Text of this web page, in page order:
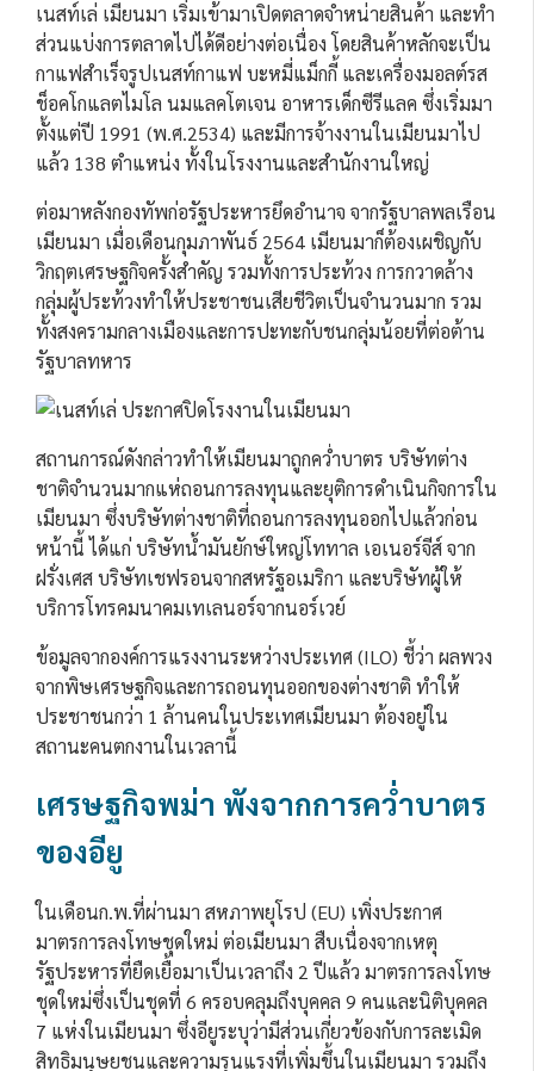
เนสท์เล่ เมียนมา เริ่มเข้ามาเปิดตลาดจำหน่ายสินค้า และทำ
ส่วนแบ่งการตลาดไปได้ดีอย่างต่อเนื่อง โดยสินค้าหลักจะเป็น
กาแฟสำเร็จรูปเนสท์กาแฟ บะหมี่แม็กกี้ และเครื่องมอลต์รส
ช็อคโกแลตไมโล นมแลคโตเจน อาหารเด็กซีรีแลค ซึ่งเริ่มมา
ตั้งแต่ปี 1991 (พ.ศ.2534) และมีการจ้างงานในเมียนมาไป
แล้ว 138 ตำแหน่ง ทั้งในโรงงานและสำนักงานใหญ่
ต่อมาหลังกองทัพก่อรัฐประหารยึดอำนาจ จากรัฐบาลพลเรือน
เมียนมา เมื่อเดือนกุมภาพันธ์ 2564 เมียนมาก็ต้องเผชิญกับ
วิกฤตเศรษฐกิจครั้งสำคัญ รวมทั้งการประท้วง การกวาดล้าง
กลุ่มผู้ประท้วงทำให้ประชาชนเสียชีวิตเป็นจำนวนมาก รวม
ทั้งสงครามกลางเมืองและการปะทะกับชนกลุ่มน้อยที่ต่อต้าน
รัฐบาลทหาร
สถานการณ์ดังกล่าวทำให้เมียนมาถูกคว่ำบาตร บริษัทต่าง
ชาติจำนวนมากแห่ถอนการลงทุนและยุติการดำเนินกิจการใน
เมียนมา ซึ่งบริษัทต่างชาติที่ถอนการลงทุนออกไปแล้วก่อน
หน้านี้ ได้แก่ บริษัทน้ำมันยักษ์ใหญ่โททาล เอเนอร์จีส์ จาก
ฝรั่งเศส บริษัทเชฟรอนจากสหรัฐอเมริกา และบริษัทผู้ให้
บริการโทรคมนาคมเทเลนอร์จากนอร์เวย์
ข้อมูลจากองค์การแรงงานระหว่างประเทศ (ILO) ชี้ว่า ผลพวง
จากพิษเศรษฐกิจและการถอนทุนออกของต่างชาติ ทำให้
ประชาชนกว่า 1 ล้านคนในประเทศเมียนมา ต้องอยู่ใน
สถานะคนตกงานในเวลานี้
เศรษฐกิจพม่า พังจากการคว่ำบาตร
ของอียู
ในเดือนก.พ.ที่ผ่านมา สหภาพยุโรป (EU) เพิ่งประกาศ
มาตรการลงโทษชุดใหม่ ต่อเมียนมา สืบเนื่องจากเหตุ
รัฐประหารที่ยืดเยื้อมาเป็นเวลาถึง 2 ปีแล้ว มาตรการลงโทษ
ชุดใหม่ซึ่งเป็นชุดที่ 6 ครอบคลุมถึงบุคคล 9 คนและนิติบุคคล
7 แห่งในเมียนมา ซึ่งอียูระบุว่ามีส่วนเกี่ยวข้องกับการละเมิด
สิทธิมนุษยชนและความรุนแรงที่เพิ่มขึ้นในเมียนมา รวมถึง